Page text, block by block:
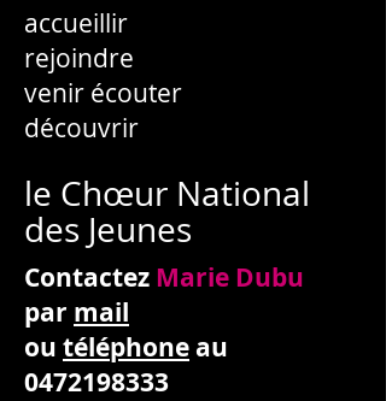
accueillir
rejoindre
venir écouter
découvrir
le Chœur National
des Jeunes
Contactez Marie Dubu
par mail
ou téléphone au
0472198333